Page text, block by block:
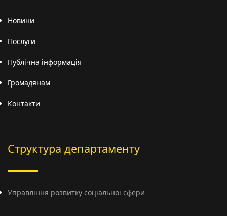
Новини
Послуги
Публічна інформація
Громадянам
Контакти
Структура департаменту
Управління розвитку соціальної сфери